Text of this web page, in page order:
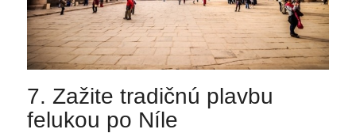
7. Zažite tradičnú plavbu
felukou po Níle